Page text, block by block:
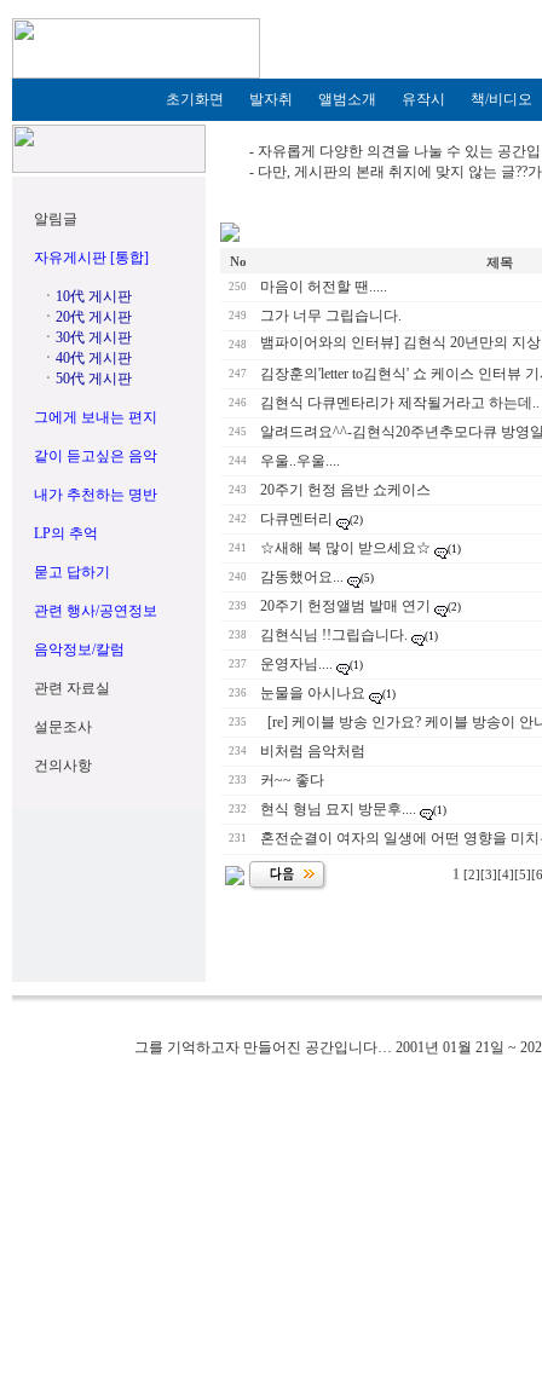
초기화면 발자취 앨범소개 유작시 책/비디오
알림글
자유게시판 [통합]
ㆍ 10代 게시판
ㆍ 20代 게시판
ㆍ 30代 게시판
ㆍ 40代 게시판
ㆍ 50代 게시판
그에게 보내는 편지
같이 듣고싶은 음악
내가 추천하는 명반
LP의 추억
묻고 답하기
관련 행사/공연정보
음악정보/칼럼
관련 자료실
설문조사
건의사항
- 자유롭게 다양한 의견을 나눌 수 있는 공간
- 다만, 게시판의 본래 취지에 맞지 않는 글??
No 제목
250 마음이 허전할 땐.....
249 그가 너무 그립습니다.
248 뱀파이어와의 인터뷰] 김현식 20년만의 지
247 김장훈의'letter to김현식' 쇼 케이스 인터뷰
246 김현식 다큐멘타리가 제작될거라고 하는데..
245 알려드려요^^-김현식20주년추모다큐 방영
244 우울..우울....
243 20주기 헌정 음반 쇼케이스
242 다큐멘터리 (2)
241 ☆새해 복 많이 받으세요☆ (1)
240 감동했어요... (5)
239 20주기 헌정앨범 발매 연기 (2)
238 김현식님 !!그립습니다. (1)
237 운영자님.... (1)
236 눈물을 아시나요 (1)
235 [re] 케이블 방송 인가요? 케이블 방송이
234 비처럼 음악처럼
233 커~~ 좋다
232 현식 형님 묘지 방문후.... (1)
231 혼전순결이 여자의 일생에 어떤 영향을 미치
1 [2] [3] [4] [5]
그를 기억하고자 만들어진 공간입니다… 2001년 01월 21일 ~